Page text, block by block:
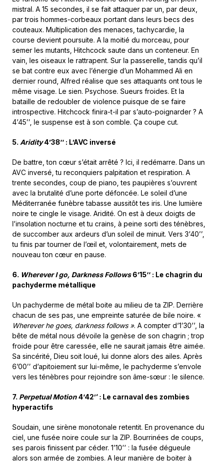
mistral. A 15 secondes, il se fait attaquer par un, par deux,
par trois hommes-corbeaux portant dans leurs becs des
couteaux. Multiplication des menaces, tachycardie, la
course devient poursuite. A la moitié du morceau, pour
semer les mutants, Hitchcock saute dans un conteneur. En
vain, les oiseaux le rattrapent. Sur la passerelle, tandis qu’il
se bat contre eux avec l’énergie d’un Mohammed Ali en
dernier round, Alfred réalise que ses attaquants ont tous le
même visage. Le sien. Psychose. Sueurs froides. Et la
bataille de redoubler de violence puisque de se faire
introspective. Hitchcock finira-t-il par s’auto-poignarder ? A
4’45’’, le suspense est à son comble. Ça coupe cut.
5. Aridity4’38’’ : L’AVC inversé
De battre, ton cœur s’était arrêté ? Ici, il redémarre. Dans un
AVC inversé, tu reconquiers palpitation et respiration. A
trente secondes, coup de piano, tes paupières s’ouvrent
avec la brutalité d’une porte défoncée. Le soleil d’une
Méditerranée funèbre tabasse aussitôt tes iris. Une lumière
noire te cingle le visage. Aridité. On est à deux doigts de
l’insolation nocturne et tu crains, à peine sorti des ténèbres,
de succomber aux ardeurs d’un soleil de minuit. Vers 3’40’’,
tu finis par tourner de l’œil et, volontairement, mets de
nouveau ton cœur en pause.
6. Wherever I go, Darkness Follows6’15’’ : Le chagrin du
pachyderme métallique
Un pachyderme de métal boite au milieu de ta ZIP. Derrière
chacun de ses pas, une empreinte saturée de bile noire. «
Wherever he goes, darkness follows ». A compter d‘1’30’’, la
bête de métal nous dévoile la genèse de son chagrin ; trop
froide pour être caressée, elle ne saurait jamais être aimée.
Sa sincérité, Dieu soit loué, lui donne alors des ailes. Après
6’00’’ d’apitoiement sur lui-même, le pachyderme s’envole
vers les ténèbres pour rejoindre son âme-sœur : le silence.
7. Perpetual Motion4’42’‘ : Le carnaval des zombies
hyperactifs
Soudain, une sirène monotonale retentit. En provenance du
ciel, une fusée noire coule sur la ZIP. Bourrinées de coups,
ses parois finissent par céder. 1’10’’ : la fusée dégueule
alors son armée de zombies. A leur manière de boiter à